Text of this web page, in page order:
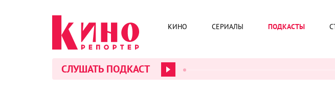
КИНО СЕРИАЛЫ ПОДКАСТЫ
СЛУШАТЬ ПОДКАСТ